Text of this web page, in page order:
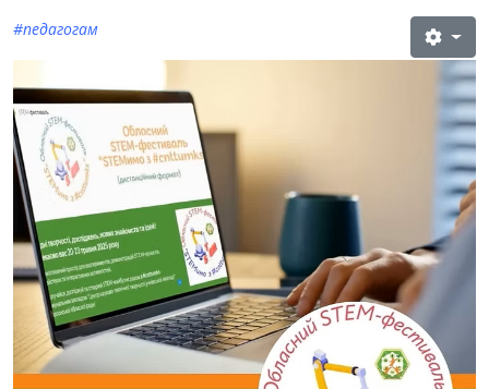
#педагогам